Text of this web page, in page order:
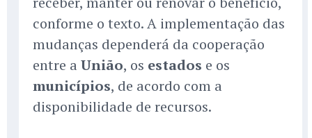
conforme o texto. A implementação das
mudanças dependerá da cooperação
entre a União, os estados e os
municípios, de acordo com a
disponibilidade de recursos.